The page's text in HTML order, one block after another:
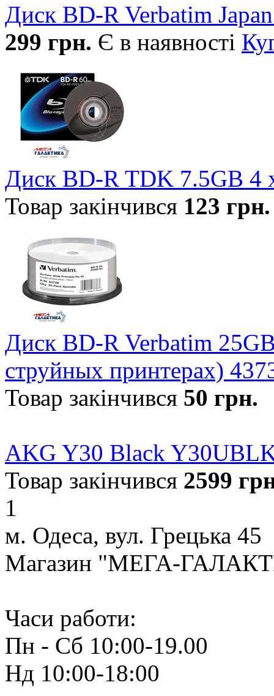
Диск BD-R Verbatim
299 грн. Є в наявності
Диск BD-R TDK 7.5GB 4
Товар закінчився 123 грн.
Диск BD-R Verbatim
струйных принтерах)
Товар закінчився 50 грн.
AKG Y30 Black
Товар закінчився 2599
1
м. Одеса, вул. Грецька 45
Магазин "МЕГА-
Часи работи:
Пн - Сб 10:00-19.00
Нд 10:00-18:00